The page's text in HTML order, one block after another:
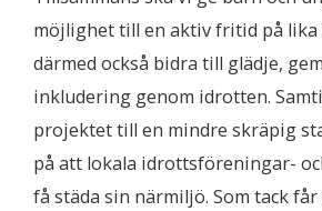
möjlighet till en aktiv fritid på lika
därmed också bidra till glädje,
inkludering genom idrotten.
projektet till en mindre skräpig
på att lokala idrottsföreningar-
få städa sin närmiljö. Som tack